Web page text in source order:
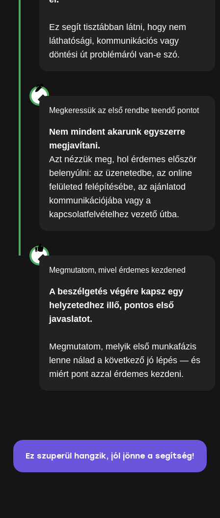
Ez segít tisztábban látni, hogy nem
láthatósági, kommunikációs vagy
döntési út problémáról van-e szó.
Megkeressük az első rendbe teendő pontot
Nem mindent akarunk egyszerre
megjavítani.
Azt nézzük meg, hol érdemes először
belenyúlni: az üzenetedbe, az online
felületed felépítésébe, az ajánlatod
kommunikációjába vagy a
kapcsolatfelvételhez vezető útba.
Megmutatom, mivel érdemes kezdened
A beszélgetés végére kapsz egy
helyzetedhez illő, pontos első
javaslatot.
Megmutatom, melyik első munkafázis
lenne nálad a következő jó lépés — és
miért pont azzal érdemes kezdeni.
Ez szuperül hangzik, jól jönne a segítség!